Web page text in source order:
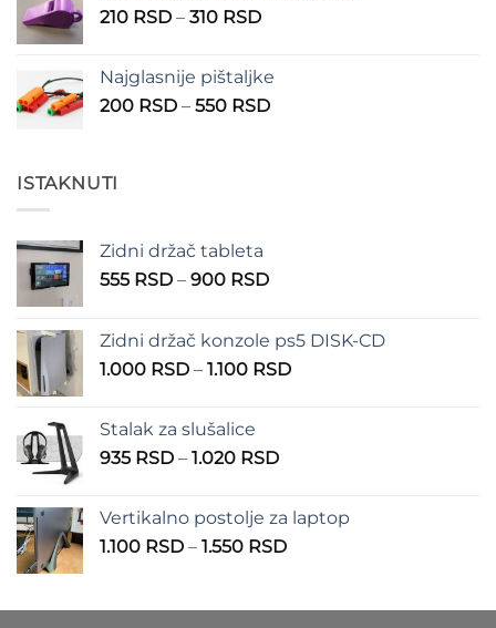
210 RSD – 310 RSDRaspon
210 RSD
do
Najglasnije pištaljke
200 RSD – 550 RSDRaspon
ISTAKNUTI
Zidni držač tableta
555 RSD – 900 RSDRaspon
555 RSD
do
Zidni držač konzole ps5 DISK-CD
1.000 RSD – 1.100 RSDRaspon
Stalak za slušalice
935 RSD – 1.020 RSDRaspon
935 RSD
do
Vertikalno postolje za laptop
1.100 RSD – 1.550 RSDRaspon
1.100 RSD